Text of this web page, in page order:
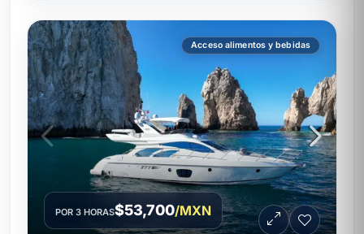
Acceso alimentos y bebidas
POR 3 HORAS$53,700/MXN